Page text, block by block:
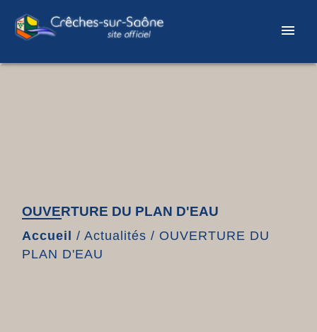
menu
OUVERTURE DU PLAN D'EAU
Accueil / Actualités / OUVERTURE DU
PLAN D'EAU